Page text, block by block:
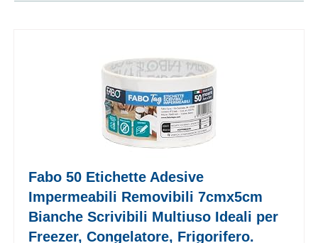
Fabo 50 Etichette Adesive
Impermeabili Removibili 7cmx5cm
Bianche Scrivibili Multiuso Ideali per
Freezer, Congelatore, Frigorifero.